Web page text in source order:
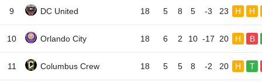
9 DC United 18 5 8 5 -3 23 H H
10 Orlando City 18 6 2 10 -17 20 H B
11 Columbus Crew 18 5 5 8 -2 20 H T